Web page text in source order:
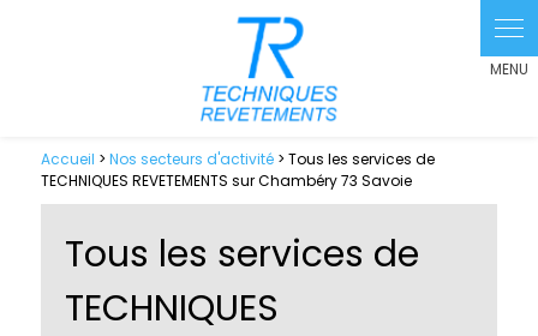
Accueil > Nos secteurs d'activité> Tous les services de
TECHNIQUES REVETEMENTS sur Chambéry 73 Savoie
Tous les services de
TECHNIQUES
Panneau de gestion des cookies